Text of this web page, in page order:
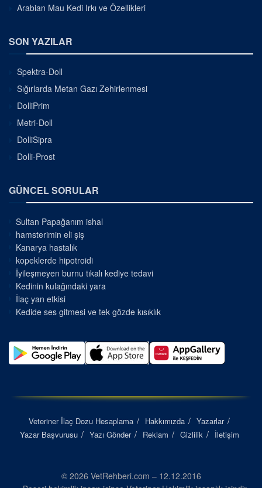
Arabian Mau Kedi Irkı ve Özellikleri
SON YAZILAR
Spektra-Doll
Sığırlarda Metan Gazı Zehirlenmesi
DolliPrim
Metri-Doll
DolliSipra
Dolli-Prost
GÜNCEL SORULAR
Sultan Papağanım ishal
hamsterimin eli şiş
Kanarya hastalık
kopeklerde hipotroidi
İyileşmeyen burnu tıkalı kediye tedavi
Kedinin kulağındaki yara
İlaç yan etkisi
Kedide ses gitmesi ve tek gözde kısıklık
Veteriner İlaç Dozu Hesaplama Hakkımızda
Yazarlar
Yazar Başvurusu
Yazı Gönder Reklam Gizlilik İletişim
© 2026 VetRehberi.com – 12.12.2016